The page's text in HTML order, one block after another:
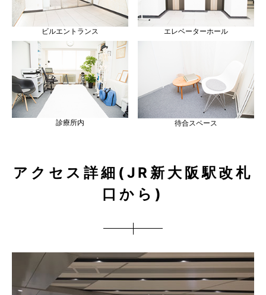
ビルエントランス エレベーターホール
診療所内 待合スペース
アクセス詳細(JR新大阪駅改札
口から)